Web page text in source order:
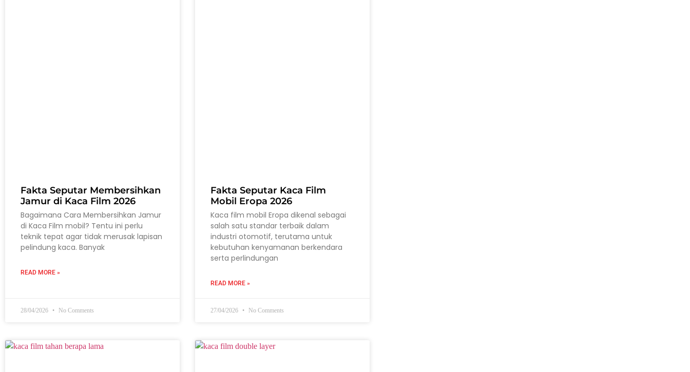
Fakta Seputar Membersihkan
Jamur di Kaca Film 2026
Bagaimana Cara Membersihkan Jamur
di Kaca Film mobil? Tentu ini perlu
teknik tepat agar tidak merusak lapisan
pelindung kaca. Banyak
READ MORE »
28/04/2026 No Comments
Fakta Seputar Kaca Film
Mobil Eropa 2026
Kaca film mobil Eropa dikenal sebagai
salah satu standar terbaik dalam
industri otomotif, terutama untuk
kebutuhan kenyamanan berkendara
serta perlindungan
READ MORE »
27/04/2026 No Comments